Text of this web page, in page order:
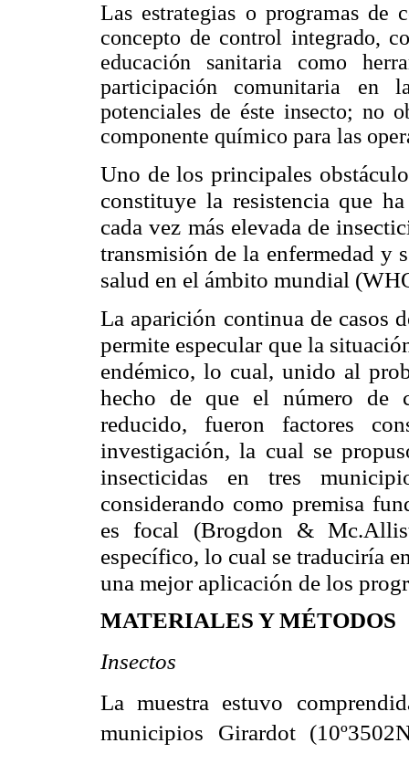
Las estrategias o programas de
concepto de control integrado,
educación sanitaria como
participación comunitaria en
potenciales de éste insecto; no
componente químico para las
Uno de los principales
constituye la resistencia que
cada vez más elevada de
transmisión de la enfermedad y
salud en el ámbito mundial
La aparición continua de casos
permite especular que la
endémico, lo cual, unido al
hecho de que el número de
reducido, fueron factores
investigación, la cual se
insecticidas en tres
considerando como premisa
es focal (Brogdon &
específico, lo cual se traduciría
una mejor aplicación de los
MATERIALES Y MÉTODOS
Insectos
La muestra estuvo
municipios Girardot